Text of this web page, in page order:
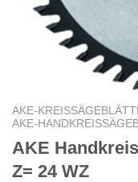
AKE-
AKE-
AKE
Z= 24 WZ